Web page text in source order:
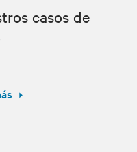
casos de